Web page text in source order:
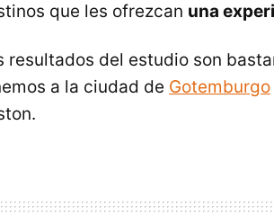
que les ofrezcan una
resultados del estudio son
a la ciudad de Gotemburgo